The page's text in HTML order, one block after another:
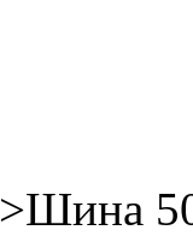
>Шина